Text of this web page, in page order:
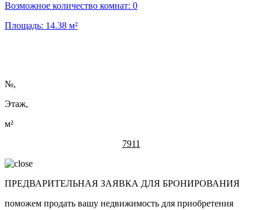
Возможное количество комнат: 0
Площадь: 14.38 м²
№,
Этаж,
м²
7911
ПРЕДВАРИТЕЛЬНАЯ ЗАЯВКА ДЛЯ БРОНИРОВАНИЯ
поможем продать вашу недвижимость для приобретения